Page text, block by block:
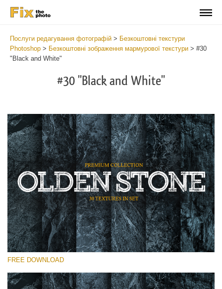
Послуги редагування фотографій > Безкоштовні текстури
Photoshop > Безкоштовні зображення мармурової текстури > #30
"Black and White"
#30 "Black and White"
Please select
Small 800*533px
FREE DOWNLOAD